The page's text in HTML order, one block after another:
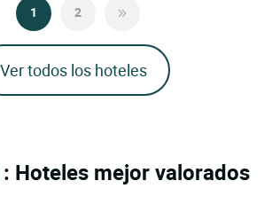
1 2
Ver todos los hoteles
Hoteles mejor valorados